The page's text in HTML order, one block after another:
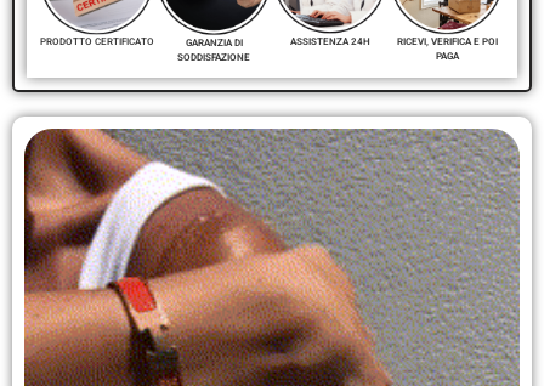
PRODOTTO CERTIFICATO
GARANZIA DI
SODDISFAZIONE
ASSISTENZA 24H
RICEVI, VERIFICA E POI
PAGA